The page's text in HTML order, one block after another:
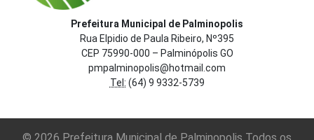
Prefeitura Municipal de Palminopolis
Rua Elpidio de Paula Ribeiro, Nº395
CEP 75990-000 – Palminópolis GO
pmpalminopolis@hotmail.com
Tel: (64) 9 9332-5739
© 2026 Prefeitura Municipal de Palminopolis Todos os